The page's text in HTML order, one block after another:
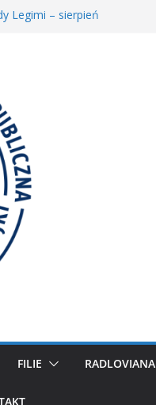
Legimi – sierpień
FILIE RADLOVIANA